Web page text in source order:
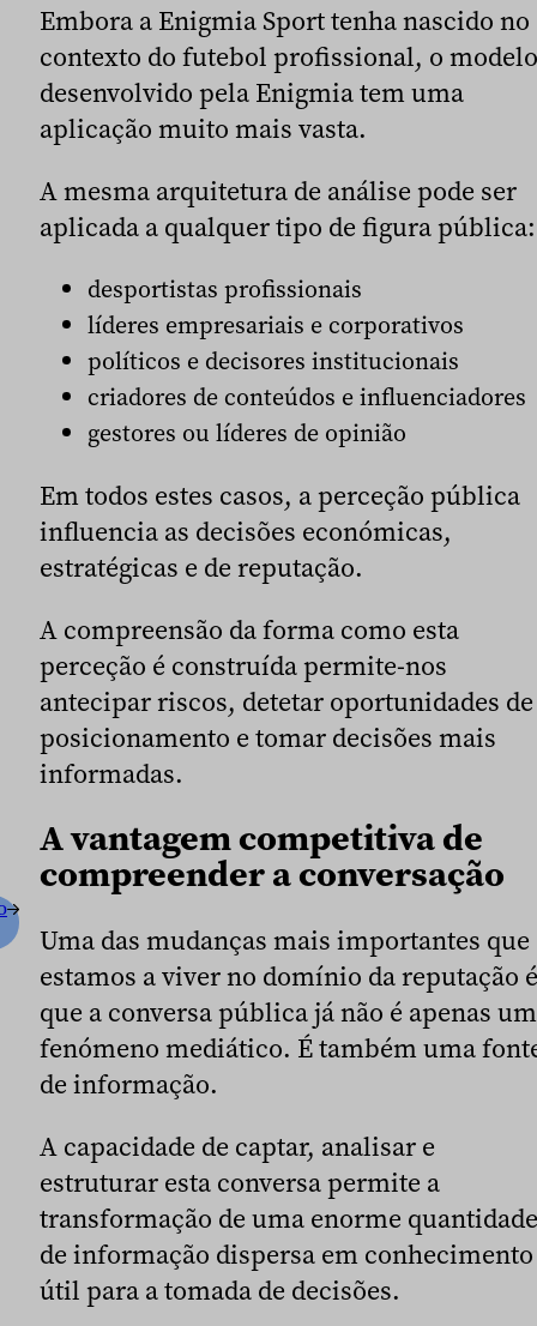
Embora a Enigmia Sport tenha nascido no
contexto do futebol profissional, o modelo
desenvolvido pela Enigmia tem uma
aplicação muito mais vasta.
A mesma arquitetura de análise pode ser
aplicada a qualquer tipo de figura pública:
desportistas profissionais
líderes empresariais e corporativos
políticos e decisores institucionais
criadores de conteúdos e influenciadores
gestores ou líderes de opinião
Em todos estes casos, a perceção pública
influencia as decisões económicas,
estratégicas e de reputação.
A compreensão da forma como esta
perceção é construída permite-nos
antecipar riscos, detetar oportunidades de
posicionamento e tomar decisões mais
informadas.
A vantagem competitiva de
compreender a conversação
Uma das mudanças mais importantes que
estamos a viver no domínio da reputação é
que a conversa pública já não é apenas um
fenómeno mediático. É também uma
de informação.
A capacidade de captar, analisar e
estruturar esta conversa permite a
transformação de uma enorme quantidade
de informação dispersa em conhecimento
útil para a tomada de decisões.